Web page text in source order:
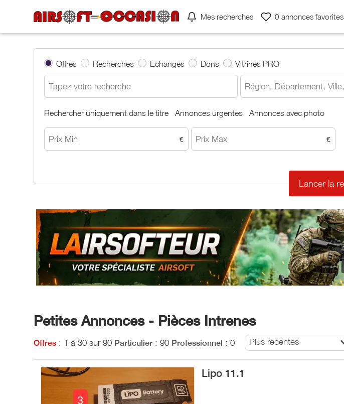
Mes recherches 0 annonces favorites
Offres Recherches Echanges Dons Vitrines PRO
Rechercher uniquement dans le titre Annonces urgentes Annonces avec photo
€ €
Petites Annonces - Pièces Intrenes
Offres : 1 à 30 sur 90 Particulier : 90 Professionnel : 0 Plus récentes
Lipo 11.1